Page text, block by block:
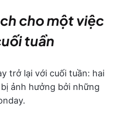
cho một việc
tuần
trở lại với cuối tuần: hai
ảnh hưởng bởi những